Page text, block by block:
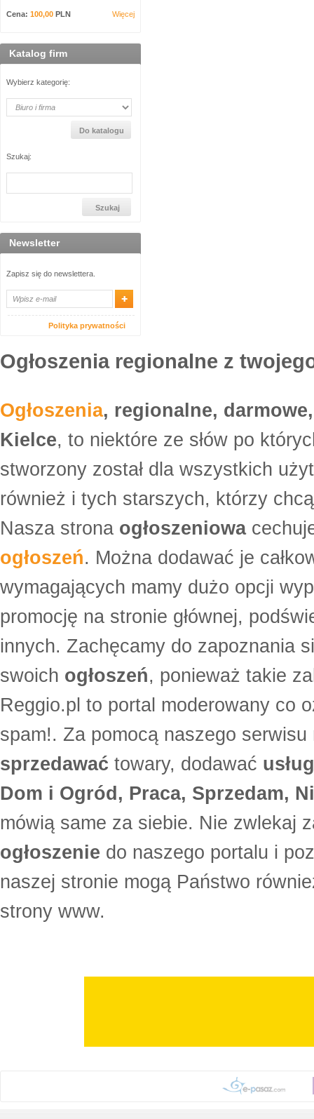
Cena: 100,00 PLN Więcej
Katalog firm
Wybierz kategorię:
Szukaj:
Newsletter
Zapisz się do newslettera.
Polityka prywatności
Ogłoszenia regionalne z
Ogłoszenia, regionalne,
Kielce, to niektóre ze słów po
stworzony został dla wszystkich
również i tych starszych, którzy
Nasza strona ogłoszeniowa
ogłoszeń. Można dodawać je
wymagających mamy dużo opcji
promocję na stronie głównej,
innych. Zachęcamy do zapoznania
swoich ogłoszeń, ponieważ takie
Reggio.pl to portal moderowany co
spam!. Za pomocą naszego
sprzedawać towary, dodawać
Dom i Ogród, Praca, Sprzedam,
mówią same za siebie. Nie zwlekaj
ogłoszenie do naszego portalu i
naszej stronie mogą Państwo
strony www.